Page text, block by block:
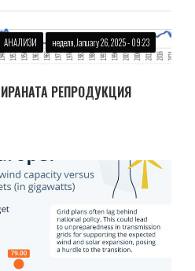
АНАЛИЗИ неделя, January 26, 2025 - 09:23
РЕПРОДУКЦИЯ